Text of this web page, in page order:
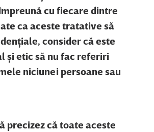
cu fiecare dintre
ca aceste tratative să
consider că este
şi etic să nu fac referiri
niciunei persoane sau
precizez că toate aceste